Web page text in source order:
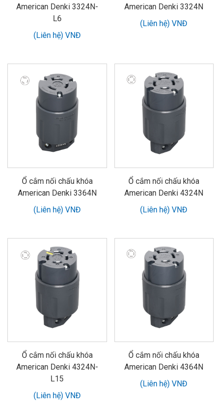
American Denki 3324N-
L6
(Liên hệ) VNĐ
American Denki 3324N
(Liên hệ) VNĐ
Ổ cắm nối chấu khóa
American Denki 3364N
(Liên hệ) VNĐ
Ổ cắm nối chấu khóa
American Denki 4324N
(Liên hệ) VNĐ
Ổ cắm nối chấu khóa
American Denki 4324N-
L15
(Liên hệ) VNĐ
Ổ cắm nối chấu khóa
American Denki 4364N
(Liên hệ) VNĐ